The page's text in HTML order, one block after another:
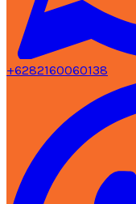
+6282160060138